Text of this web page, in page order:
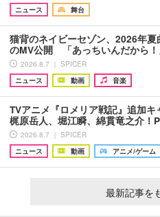
ニュース
舞台
猫背のネイビーセゾン、2026年夏
のMV公開 「あっちいんだから
2026.8.7 ｜ SPICER
ニュース
動画 音楽
TVアニメ『ロメリア戦記』追加キ
梶原岳人、堀江瞬、綿貫竜之介！
2026.8.7 ｜ SPICER
ニュース
動画 アニメ/ゲーム
最新記事を